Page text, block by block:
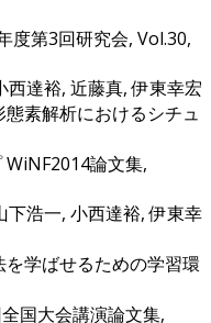
度第3回研究会, Vol.30,
達裕, 近藤真, 伊東幸宏
素解析におけるシチュ
論文集,
下浩一, 小西達裕, 伊東幸
学ばせるための学習環
国大会講演論文集,